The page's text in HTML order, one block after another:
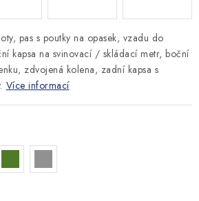
pas s poutky na opasek, vzadu do
kapsa na svinovací / skládací metr, boční
zdvojená kolena, zadní kapsa s
Více informací